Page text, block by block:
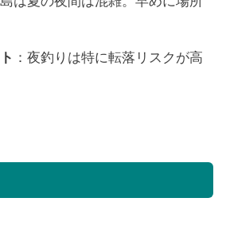
：夜釣りは特に転落リスクが高